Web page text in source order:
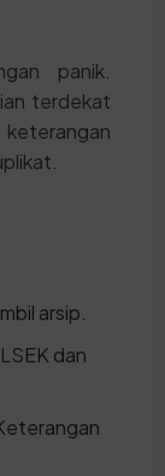
panik.
terdekat
arsip.
dan